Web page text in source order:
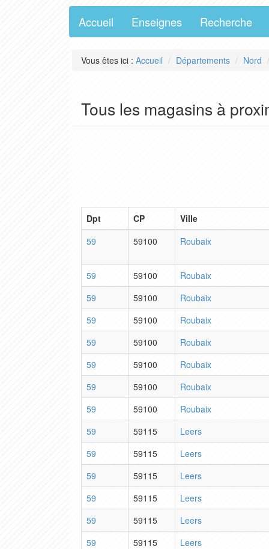
Accueil Enseignes Recherche
Vous êtes ici : Accueil Départements Nord
Tous les magasins à
Dpt CP
Ville
59
59100 Roubaix
59 59100
Roubaix
59
59100
Roubaix
59
59100
Roubaix
59
59100
Roubaix
59
59100
Roubaix
59
59100
Roubaix
59
59100
Roubaix
59
59115
Leers
59
59115
Leers
59
59115
Leers
59
59115
Leers
59
59115
Leers
59
59115
Leers